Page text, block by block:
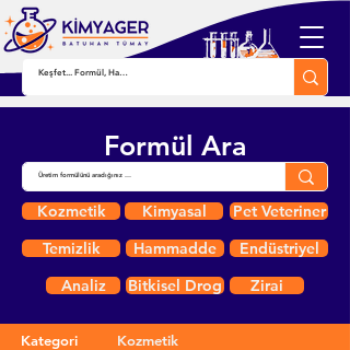
Formül Ara
Kozmetik Kimyasal
Pet Veteriner
Temizlik
Hammadde
Endüstriyel
Analiz
Bitkisel Drog Zirai
Kategori
Kozmetik